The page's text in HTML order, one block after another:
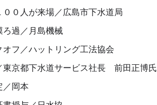
０人が来場／広島市下水道局
過／月島機械
フ／ハットリング工法協会
東京都下水道サービス社長 前田正博氏
／岡本